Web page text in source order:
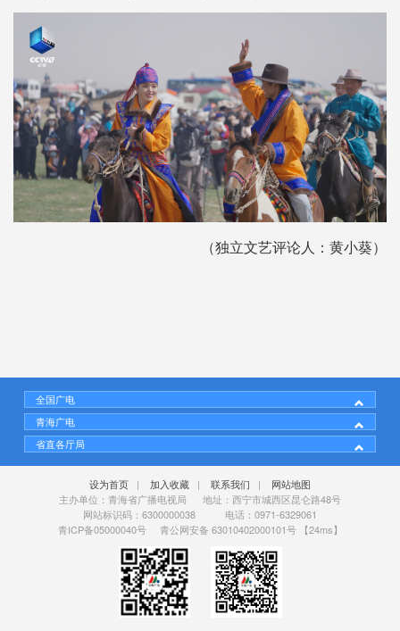
（独立文艺评论人：黄小葵）
全国广电
青海广电
省直各厅局
设为首页 | 加入收藏 | 联系我们 | 网站地图
主办单位：青海省广播电视局 地址：西宁市城西区昆仑路48号
网站标识码：6300000038 电话：0971-6329061
青ICP备05000040号
青公网安备 63010402000101号【24ms】